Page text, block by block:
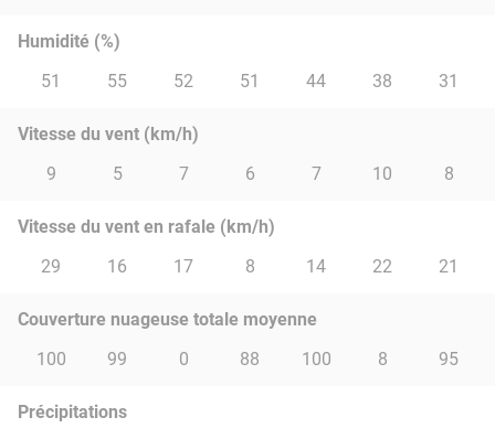
Humidité (%)
51
55 52 51 44 38 31
Vitesse du vent (km/h)
9
5 7 6 7 10 8
Vitesse du vent en rafale (km/h)
29
16 17 8 14 22 21
Couverture nuageuse totale moyenne
100
99 0 88 100 8 95
Précipitations